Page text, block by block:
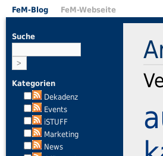
FeM-Blog FeM-Webseite
Suche
Kategorien
Dekadenz
Events
iSTUFF
Marketing
News